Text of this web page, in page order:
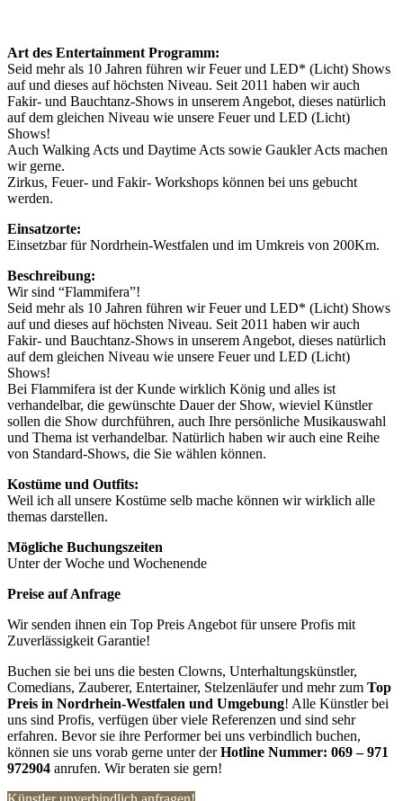
Art des Entertainment Programm:
Seid mehr als 10 Jahren führen wir Feuer und LED* (Licht) Shows
auf und dieses auf höchsten Niveau. Seit 2011 haben wir auch
Fakir- und Bauchtanz-Shows in unserem Angebot, dieses natürlich
auf dem gleichen Niveau wie unsere Feuer und LED (Licht)
Shows!
Auch Walking Acts und Daytime Acts sowie Gaukler Acts machen
wir gerne.
Zirkus, Feuer- und Fakir- Workshops können bei uns gebucht
werden.
Einsatzorte:
Einsetzbar für Nordrhein-Westfalen und im Umkreis von 200Km.
Beschreibung:
Wir sind “Flammifera”!
Seid mehr als 10 Jahren führen wir Feuer und LED* (Licht) Shows
auf und dieses auf höchsten Niveau. Seit 2011 haben wir auch
Fakir- und Bauchtanz-Shows in unserem Angebot, dieses natürlich
auf dem gleichen Niveau wie unsere Feuer und LED (Licht)
Shows!
Bei Flammifera ist der Kunde wirklich König und alles ist
verhandelbar, die gewünschte Dauer der Show, wieviel Künstler
sollen die Show durchführen, auch Ihre persönliche Musikauswahl
und Thema ist verhandelbar. Natürlich haben wir auch eine Reihe
von Standard-Shows, die Sie wählen können.
Kostüme und Outfits:
Weil ich all unsere Kostüme selb mache können wir wirklich alle
themas darstellen.
Mögliche Buchungszeiten
Unter der Woche und Wochenende
Preise auf Anfrage
Wir senden ihnen ein Top Preis Angebot für unsere Profis mit
Zuverlässigkeit Garantie!
Buchen sie bei uns die besten Clowns, Unterhaltungskünstler,
Comedians, Zauberer, Entertainer, Stelzenläufer und mehr zum Top
Preis in Nordrhein-Westfalen und Umgebung! Alle Künstler bei
uns sind Profis, verfügen über viele Referenzen und sind sehr
erfahren. Bevor sie ihre Performer bei uns verbindlich buchen,
können sie uns vorab gerne unter derHotline Nummer: 069 – 971
972904 anrufen. Wir beraten sie gern!